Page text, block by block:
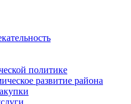
политике
развитие района